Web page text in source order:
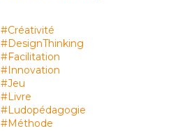
#Créativité
#DesignThinking
#Facilitation
#Innovation
#Jeu
#Livre
#Ludopédagogie
#Méthode